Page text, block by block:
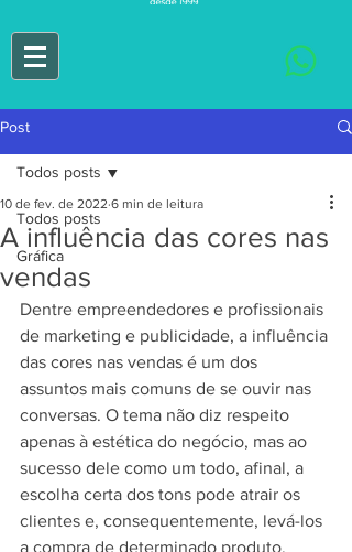
Post
Todos posts
Gráfica
Todos posts
A influência das cores nas
vendas
10 de fev. de 2022 6 min de leitura
Dentre empreendedores e profissionais
de marketing e publicidade, a influência
das cores nas vendas é um dos
assuntos mais comuns de se ouvir nas
conversas. O tema não diz respeito
apenas à estética do negócio, mas ao
sucesso dele como um todo, afinal, a
escolha certa dos tons pode atrair os
clientes e, consequentemente, levá-los
a compra de determinado produto.